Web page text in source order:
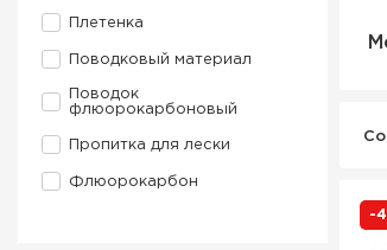
Плетенка
Поводковый материал
Поводок
флюорокарбоновый
Пропитка для лески
Флюорокарбон
-